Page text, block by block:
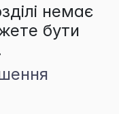
немає
бути